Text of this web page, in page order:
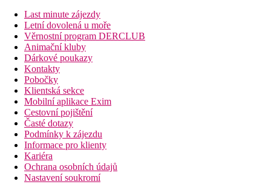
Last minute zájezdy
Letní dovolená u moře
Věrnostní program DERCLUB
Animační kluby
Dárkové poukazy
Kontakty
Pobočky
Klientská sekce
Mobilní aplikace Exim
Cestovní pojištění
Časté dotazy
Podmínky k zájezdu
Informace pro klienty
Kariéra
Ochrana osobních údajů
Nastavení soukromí